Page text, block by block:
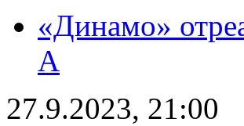
«Динамо»
А
27.9.2023, 21:00